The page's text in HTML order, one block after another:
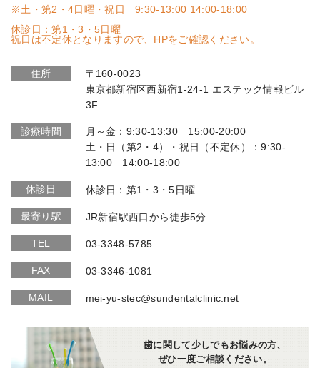
※土・第2・4日曜・祝日 9:30-13:00 14:00-18:00
休診日：第1・3・5日曜
祝日は不定休となりますので、HPをご確認ください。
住所
〒160-0023
東京都新宿区西新宿1-24-1 エステック情報ビル
3F
診療時間
月～金：9:30-13:30 15:00-20:00
土・日（第2・4）・祝日（不定休）：9:30-
13:00 14:00-18:00
休診日 休診日：第1・3・5日曜
最寄り駅 JR新宿駅西口から徒歩5分
TEL 03-3348-5785
FAX 03-3346-1081
MAIL mei-yu-stec@sundentalclinic.net
歯に関して少しでもお悩みの方、
ぜひ一度ご相談ください。